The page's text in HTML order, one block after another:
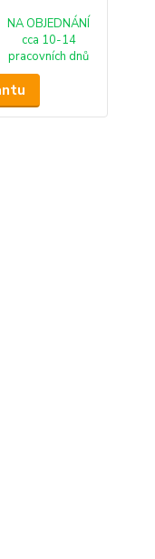
NA OBJEDNÁNÍ
cca 10-14
pracovních dnů